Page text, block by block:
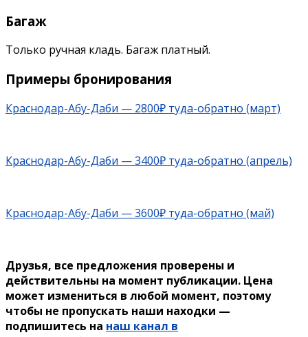
Багаж
Только ручная кладь. Багаж платный.
Примеры бронирования
Краснодар-Абу-Даби — 2800₽ туда-обратно (март)
Краснодар-Абу-Даби — 3400₽ туда-обратно (апрель)
Краснодар-Абу-Даби — 3600₽ туда-обратно (май)
Друзья, все предложения проверены и
действительны на момент публикации. Цена
может измениться в любой момент, поэтому
чтобы не пропускать наши находки —
подпишитесь на наш канал в